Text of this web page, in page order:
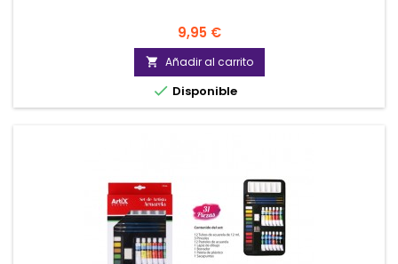
Precio
9,95 €
 Añadir al carrito
 Disponible